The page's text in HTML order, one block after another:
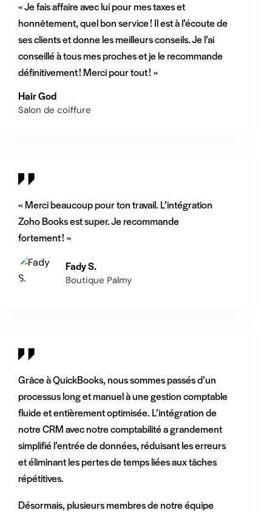
« Je fais affaire avec lui pour mes taxes et
honnêtement, quel bon service ! Il est à l’écoute de
ses clients et donne les meilleurs conseils. Je l’ai
conseillé à tous mes proches et je le recommande
définitivement ! Merci pour tout ! »
Hair God
Salon de coiffure
« Merci beaucoup pour ton travail. L’intégration
Zoho Books est super. Je recommande
fortement ! »
Fady S.
Boutique Palmy
Grâce à QuickBooks, nous sommes passés d’un
processus long et manuel à une gestion comptable
fluide et entièrement optimisée. L’intégration de
notre CRM avec notre comptabilité a grandement
simplifié l’entrée de données, réduisant les erreurs
et éliminant les pertes de temps liées aux tâches
répétitives.
Désormais, plusieurs membres de notre équipe